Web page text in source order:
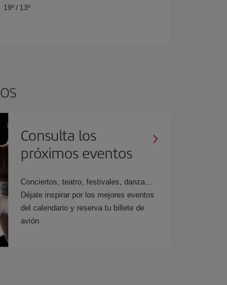
19º / 13º
Consulta los
próximos eventos
Conciertos, teatro, festivales, danza...
Déjate inspirar por los mejores eventos
del calendario y reserva tu billete de
avión